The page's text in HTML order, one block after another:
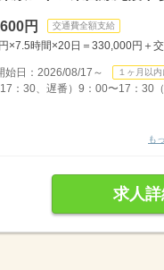
円 交通費全額支給
×7.5時間×20日＝330,000円＋
日：2026/08/17～ １ヶ月以
：30、遅番）9：00〜17：30
も
求人